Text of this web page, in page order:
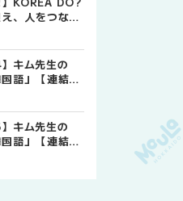
、人をつなぐ
】
キム先生の
語」【連結語
4】
キム先生の
語」【連結語
3】